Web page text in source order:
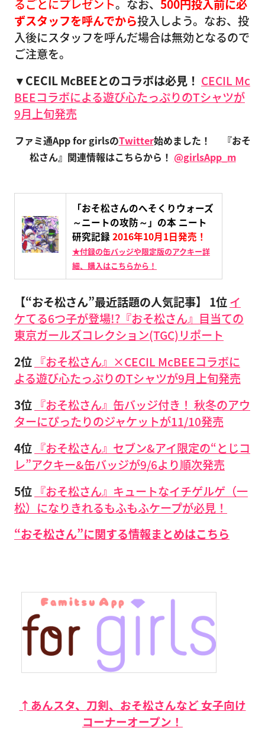
るごとにプレゼント。なお、 500円投入前に必
ずスタッフを呼んでから投入しよう。なお、投
入後にスタッフを呼んだ場合は無効となるので
ご注意を。
▼CECIL McBEEとのコラボは必見！ CECIL Mc
BEEコラボによる遊び心たっぷりのTシャツが
9月上旬発売
ファミ通App for girlsのTwitter始めました！
『おそ
松さん』関連情報はこちらから！ @girlsApp_m
「おそ松さんのへそくりウォーズ
～ニートの攻防～」の本 ニート
研究記録 2016年10月1日発売！
★付録の缶バッジや限定版のアクキー詳
細、購入はこちらから！
【“おそ松さん”最近話題の人気記事】 1位イ
ケてる6つ子が登場!?『おそ松さん』目当ての
東京ガールズコレクション(TGC)リポート
2位 『おそ松さん』×CECIL McBEEコラボに
よる遊び心たっぷりのTシャツが9月上旬発売
3位 『おそ松さん』缶バッジ付き！ 秋冬のアウ
ターにぴったりのジャケットが11/10発売
4位 『おそ松さん』セブン&アイ限定の“とじコ
レ”アクキー&缶バッジが9/6より順次発売
5位 『おそ松さん』キュートなイチゲルゲ（一
松）になりきれるもふもふケープが必見！
“おそ松さん”に関する情報まとめはこちら
↑あんスタ、刀剣、おそ松さんなど 女子向け
コーナーオープン！